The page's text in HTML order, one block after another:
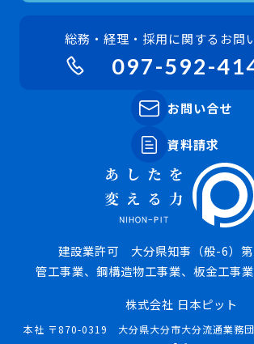
総務・経理・採用に関するお問
097-592-
お問い合せ
資料請求
建設業許可 大分県知事（般-6）
管工事業、鋼構造物工事業、板金工事
株式会社 日本ピット
本社 〒870-0319 大分県大分市大分流通業務